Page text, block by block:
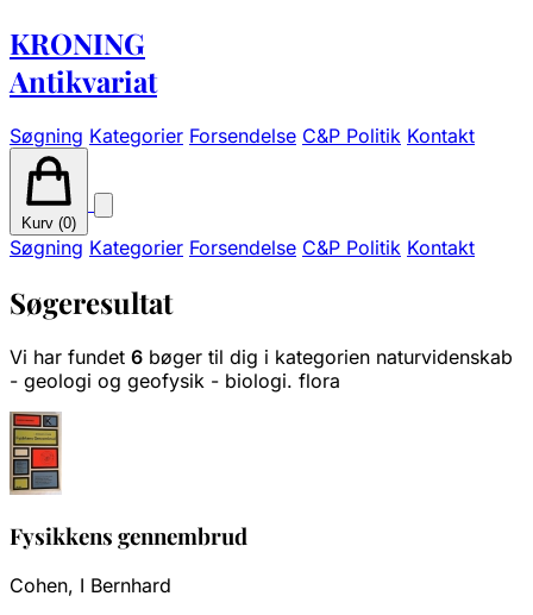
KRONING
Antikvariat
Søgning Kategorier Forsendelse C&P Politik Kontakt
Kurv (0)
Søgning Kategorier Forsendelse C&P Politik Kontakt
Søgeresultat
Vi har fundet 6 bøger til dig i kategorien naturvidenskab
- geologi og geofysik - biologi. flora
Fysikkens gennembrud
Cohen, I Bernhard